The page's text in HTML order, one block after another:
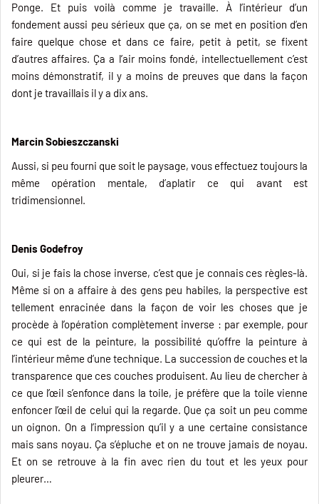
Ponge. Et puis voilà comme je travaille. À l’intérieur d’un
fondement aussi peu sérieux que ça, on se met en position d’en
faire quelque chose et dans ce faire, petit à petit, se fixent
d’autres affaires. Ça a l’air moins fondé, intellectuellement c’est
moins démonstratif, il y a moins de preuves que dans la façon
dont je travaillais il y a dix ans.
Marcin Sobieszczanski
Aussi, si peu fourni que soit le paysage, vous effectuez toujours la
même opération mentale, d’aplatir ce qui avant est
tridimensionnel.
Denis Godefroy
Oui, si je fais la chose inverse, c’est que je connais ces règles-là.
Même si on a affaire à des gens peu habiles, la perspective est
tellement enracinée dans la façon de voir les choses que je
procède à l’opération complètement inverse : par exemple, pour
ce qui est de la peinture, la possibilité qu’offre la peinture à
l’intérieur même d’une technique. La succession de couches et la
transparence que ces couches produisent. Au lieu de chercher à
ce que l’œil s’enfonce dans la toile, je préfère que la toile vienne
enfoncer l’œil de celui qui la regarde. Que ça soit un peu comme
un oignon. On a l’impression qu’il y a une certaine consistance
mais sans noyau. Ça s’épluche et on ne trouve jamais de noyau.
Et on se retrouve à la fin avec rien du tout et les yeux pour
pleurer…